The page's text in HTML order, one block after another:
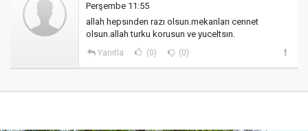
Perşembe 11:55
allah hepsınden razı olsun.mekanları cennet
olsun.allah turku korusun ve yuceltsın.
Yanıtla (0) (0)